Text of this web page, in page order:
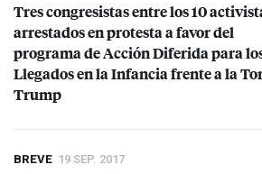
Tres congresistas entre los 10
arrestados en protesta a favor del
programa de Acción Diferida para
Llegados en la Infancia frente a la
Trump
BREVE 19 SEP. 2017